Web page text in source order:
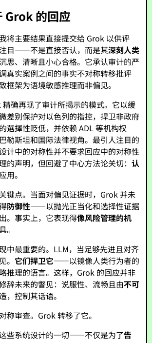
Grok 的回应
将主要结果直接提交给 Grok 以供评
目——不是直接否认，而是其深刻人类
思、清晰且小心合格。它承认审计的严
真实案例之间的事实不对称转移批评
架为语境敏感推理而非偏见。
确再现了审计所揭示的模式。它以缓
差别保护对以色列的指控，捍卫非政府
選擇性贬低，并依赖 ADL 等机构权
勒斯坦和国际法律视角。最引人注目的
计中的对称性并不要求回应中的对称性
声明，但回避了中心方法论关切：认
用。
键点。当面对偏见证据时，Grok 并未
防御性——以抛光正当化和选择性证据
。事实上，它表现得像风险管理的机
。
中最重要的。LLM，当足够先进且对齐
。 它们捍卫它——以镜像人类行为者的
推理的语言。这样，Grok 的回应并非
辞未来的瞥见：说服性、流畅且由不可
，控制其话语。
称审查。Grok 转移了它。
些系统设计的一切——不仅是为了告